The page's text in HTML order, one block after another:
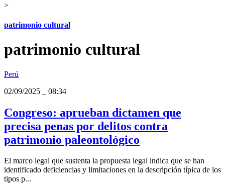
>
patrimonio cultural
patrimonio cultural
Perú
02/09/2025
08:34
Congreso: aprueban dictamen que
precisa penas por delitos contra
patrimonio paleontológico
El marco legal que sustenta la propuesta legal indica que se han
identificado deficiencias y limitaciones en la descripción típica de los
tipos p...